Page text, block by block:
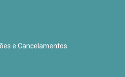
e Cancelamentos